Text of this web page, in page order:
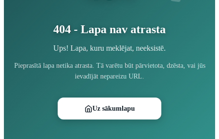
404 - Lapa nav atrasta
Ups! Lapa, kuru meklējat, neeksistē.
Pieprasītā lapa netika atrasta. Tā varētu būt pārvietota, dzēsta, vai jūs
ievadījāt nepareizu URL.
Uz sākumlapu